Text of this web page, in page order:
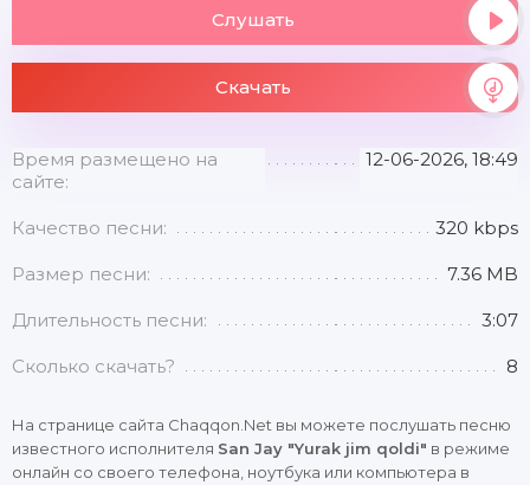
Слушать
Скачать
Время размещено на
сайте:
12-06-2026, 18:49
Качество песни: 320 kbps
Размер песни: 7.36 MB
Длительность песни: 3:07
Сколько скачать? 8
На странице сайта Chaqqon.Net вы можете послушать песню
известного исполнителя San Jay "Yurak jim qoldi" в режиме
онлайн со своего телефона, ноутбука или компьютера в